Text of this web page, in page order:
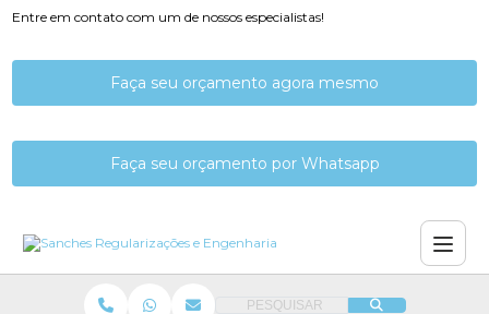
Entre em contato com um de nossos especialistas!
Faça seu orçamento agora mesmo
Faça seu orçamento por Whatsapp
PESQUISAR